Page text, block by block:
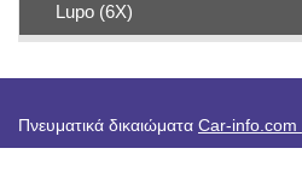
Lupo (6X)
Πνευματικά δικαιώματα Car-info.com